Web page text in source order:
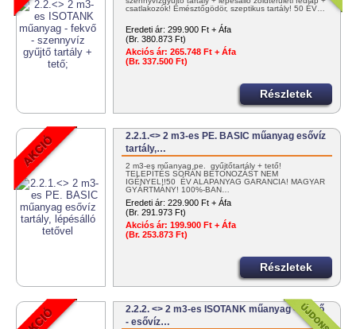
csatlakozók! Emésztőgödör, szeptikus tartály! 50 ÉV…
Eredeti ár: 299.900 Ft + Áfa
(Br. 380.873 Ft)
Akciós ár: 265.748 Ft + Áfa
(Br. 337.500 Ft)
Részletek
2.2.1.<> 2 m3-es PE. BASIC műanyag esővíz
tartály,…
2 m3-es műanyag pe. gyűjtőtartály + tető!
TELEPÍTÉS SORÁN BETONOZÁST NEM
IGÉNYEL!!50 ÉV ALAPANYAG GARANCIA! MAGYAR
GYÁRTMÁNY! 100%-BAN…
Eredeti ár: 229.900 Ft + Áfa
(Br. 291.973 Ft)
Akciós ár: 199.900 Ft + Áfa
(Br. 253.873 Ft)
Részletek
2.2.2. <> 2 m3-es ISOTANK műanyag - fekvő
- esővíz…